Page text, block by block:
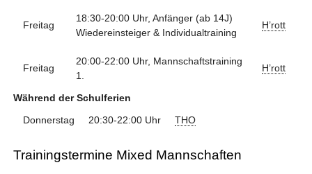
Freitag
18:30-20:00 Uhr, Anfänger (ab 14J)
Wiedereinsteiger & Individualtraining
H’rott
Freitag
20:00-22:00 Uhr, Mannschaftstraining
1.
H’rott
Während der Schulferien
Donnerstag
20:30-22:00 Uhr THO
Trainingstermine Mixed Mannschaften